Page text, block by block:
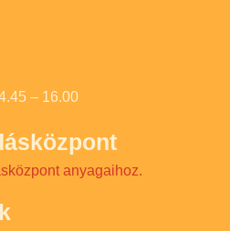
– 16.00
anyagaihoz.